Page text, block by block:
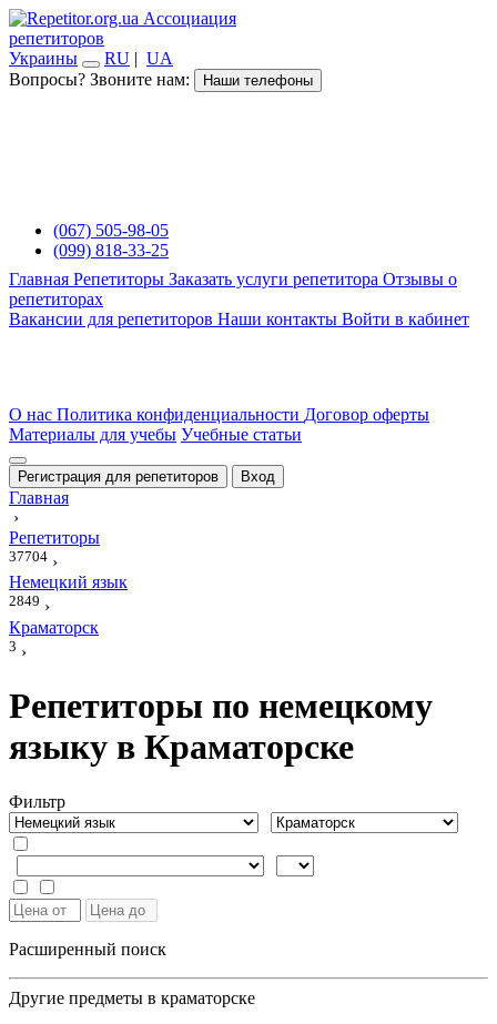
Ассоциация
репетиторов
Украины
RU | UA
Вопросы? Звоните нам:
Наши телефоны
(067) 505-98-05
(099) 818-33-25
Главная Репетиторы Заказать услуги репетитора Отзывы о
репетиторах
Вакансии для репетиторов Наши контакты Войти в кабинет
О нас Политика конфиденциальности Договор оферты
Материалы для учебы Учебные статьи
Регистрация для репетиторов Вход
Главная
›
Репетиторы
37704 ›
Немецкий язык
2849 ›
Краматорск
3 ›
Репетиторы по немецкому
языку в Краматорске
Фильтр
Расширенный поиск
Другие предметы в краматорске